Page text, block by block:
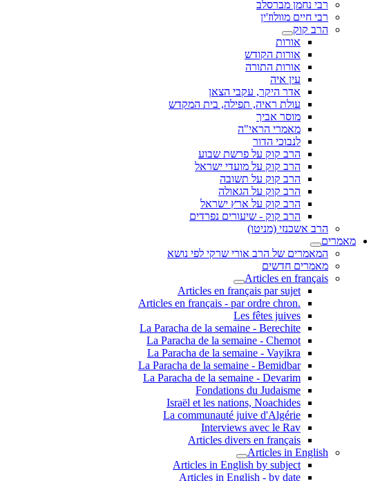
רבי נחמן מברסלב
רבי חיים מוולוז'ין
הרב קוק
אורות
אורות הקודש
אורות התורה
עין איה
אדר היקר, עקבי הצאן
עולת ראיה, תפילה, בית המקדש
מוסר אביך
מאמרי הראי"ה
לנבוכי הדור
הרב קוק על פרשת שבוע
הרב קוק על מועדי ישראל
הרב קוק על תשובה
הרב קוק על הגאולה
הרב קוק על ארץ ישראל
הרב קוק - שיעורים נפרדים
הרב אשכנזי (מניטו)
מאמרים
המאמרים של הרב אורי שרקי לפי נושא
מאמרים חדשים
Articles en français
Articles en français par sujet
.Articles en français - par ordre chron
Les fêtes juives
La Paracha de la semaine - Berechite
La Paracha de la semaine - Chemot
La Paracha de la semaine - Vayikra
La Paracha de la semaine - Bemidbar
La Paracha de la semaine - Devarim
Fondations du Judaisme
Israël et les nations, Noachides
La communauté juive d'Algérie
Interviews avec le Rav
Articles divers en français
Articles in English
Articles in English by subject
Articles in English - by date